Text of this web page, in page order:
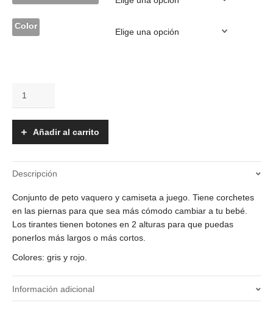
Color
Añadir al carrito
Descripción
Conjunto de peto vaquero y camiseta a juego. Tiene corchetes
en las piernas para que sea más cómodo cambiar a tu bebé.
Los tirantes tienen botones en 2 alturas para que puedas
ponerlos más largos o más cortos.
Colores: gris y rojo.
Información adicional